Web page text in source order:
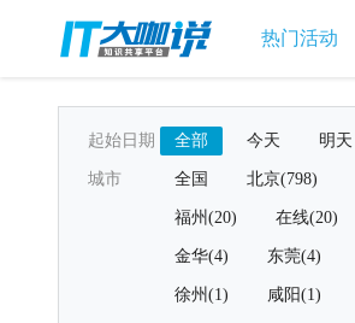
热门活动
起始日期 全部 今天 明天
城市 全国 北京(798)
福州(20) 在线(20)
金华(4) 东莞(4)
徐州(1) 咸阳(1)